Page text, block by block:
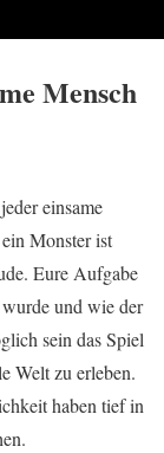
Mensch
einsame
Monster ist
Eure Aufgabe
und wie der
sein das Spiel
Welt zu erleben.
haben tief in